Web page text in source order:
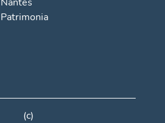
Patrimonia
(c)